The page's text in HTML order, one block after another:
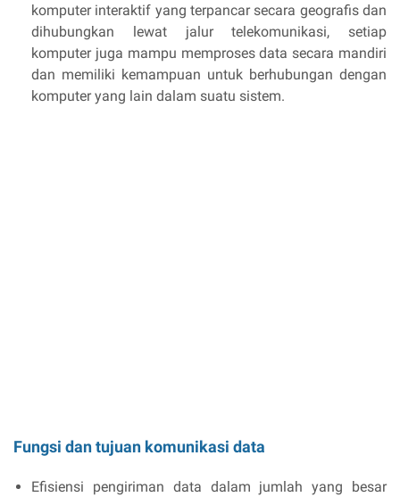
komputer interaktif yang terpancar secara geografis dan
dihubungkan lewat jalur telekomunikasi, setiap
komputer juga mampu memproses data secara mandiri
dan memiliki kemampuan untuk berhubungan dengan
komputer yang lain dalam suatu sistem.
Fungsi dan tujuan komunikasi data
Efisiensi pengiriman data dalam jumlah yang besar